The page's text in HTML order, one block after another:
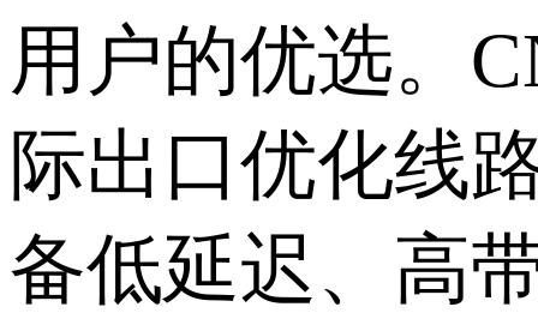
用户的优选。
际出口优化线
备低延迟、高